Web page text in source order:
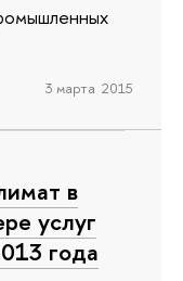
3 марта 2015
в
услуг
года